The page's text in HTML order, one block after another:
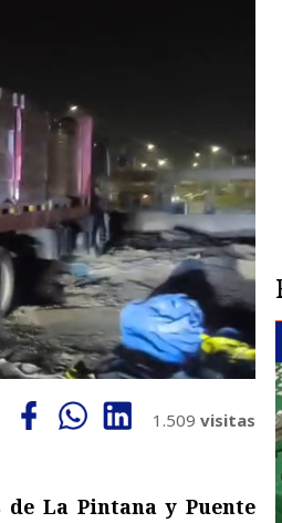
1.509 visitas
de La Pintana y Puente